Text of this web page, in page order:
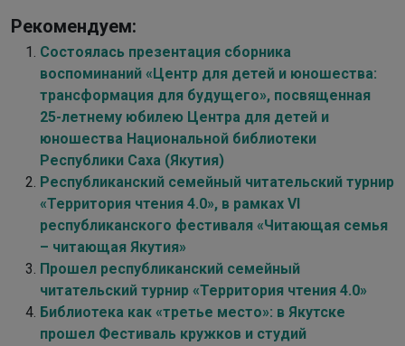
Рекомендуем:
Состоялась презентация сборника
воспоминаний «Центр для детей и юношества:
трансформация для будущего», посвященная
25-летнему юбилею Центра для детей и
юношества Национальной библиотеки
Республики Саха (Якутия)
Республиканский семейный читательский турнир
«Территория чтения 4.0», в рамках VI
республиканского фестиваля «Читающая семья
– читающая Якутия»
Прошел республиканский семейный
читательский турнир «Территория чтения 4.0»
Библиотека как «третье место»: в Якутске
прошел Фестиваль кружков и студий